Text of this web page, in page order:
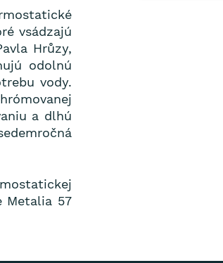
vsádzajú
Hrůzy,
odolnú
vody.
a dlhú
Metalia 57